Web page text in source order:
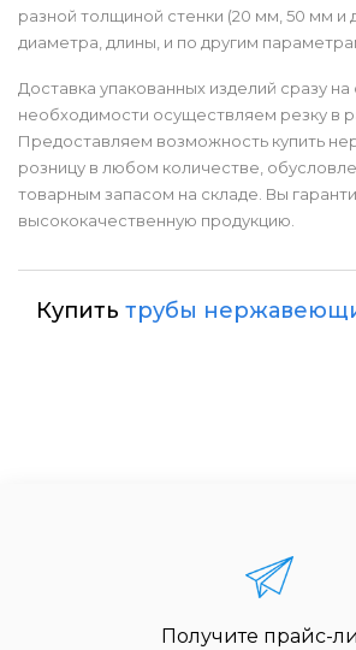
разной толщиной стенки (20 мм, 50 мм и
диаметра, длины, и по другим
Доставка упакованных изделий сразу на
необходимости осуществляем резку в
Предоставляем возможность купить
розницу в любом количестве,
товарным запасом на складе. Вы
высококачественную продукцию.
Купить трубы
Получите прайс-